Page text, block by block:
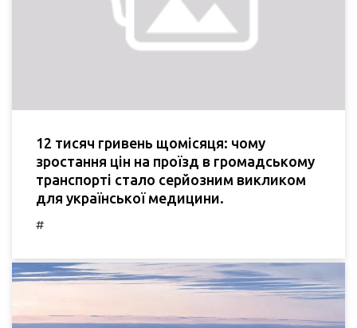
12 тисяч гривень щомісяця: чому
зростання цін на проїзд в громадському
транспорті стало серйозним викликом
для української медицини.
#